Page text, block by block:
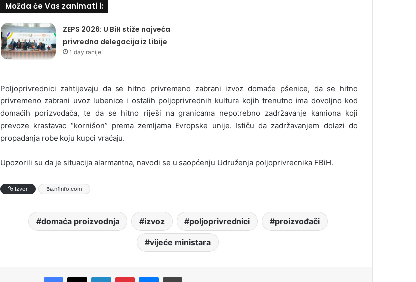
Možda će Vas zanimati i:
ZEPS 2026: U BiH stiže najveća
privredna delegacija iz Libije
1 day ranije
Poljoprivrednici zahtijevaju da se hitno privremeno zabrani izvoz domaće pšenice, da se hitno
privremeno zabrani uvoz lubenice i ostalih poljoprivrednih kultura kojih trenutno ima dovoljno kod
domaćih porizvođača, te da se hitno riješi na granicama nepotrebno zadržavanje kamiona koji
prevoze krastavac “kornišon” prema zemljama Evropske unije. Ističu da zadržavanjem dolazi do
propadanja robe koju kupci vraćaju.
Upozorili su da je situacija alarmantna, navodi se u saopćenju Udruženja poljoprivrednika FBiH.
Izvor Ba.n1info.com
domaća proizvodnja izvoz poljoprivrednici proizvođači
vijeće ministara